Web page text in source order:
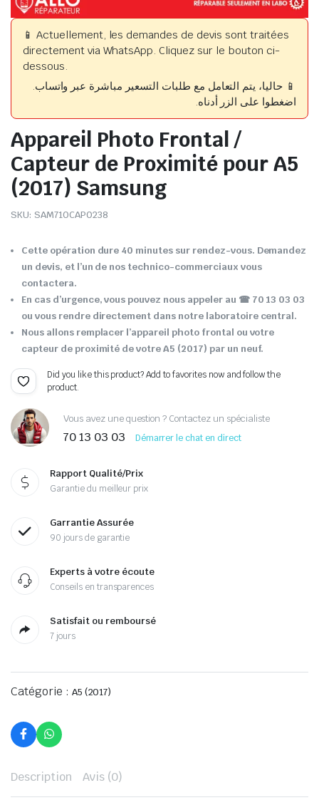
📱 Actuellement, les demandes de devis sont traitées
directement via WhatsApp. Cliquez sur le bouton ci-
dessous.
📱 حاليا، يتم التعامل مع طلبات التسعير مباشرة عبر واتساب.
اضغطوا على الزر أدناه.
Appareil Photo Frontal /
Capteur de Proximité pour A5
(2017) Samsung
SKU: SAM710CAP0238
Cette opération dure 40 minutes sur rendez-vous. Demandez
un devis, et l’un de nos technico-commerciaux vous
contactera.
En cas d’urgence, vous pouvez nous appeler au ☎ 70 13 03 03
ou vous rendre directement dans notre laboratoire central.
Nous allons remplacer l’appareil photo frontal ou votre
capteur de proximité de votre A5 (2017) par un neuf.
Did you like this product? Add to favorites now and follow the
product.
Vous avez une question ? Contactez un spécialiste
70 13 03 03 Démarrer le chat en direct
Rapport Qualité/Prix
Garantie du meilleur prix
Garrantie Assurée
90 jours de garantie
Experts à votre écoute
Conseils en transparences
Satisfait ou remboursé
7 jours
Catégorie : A5 (2017)
Description Avis (0)